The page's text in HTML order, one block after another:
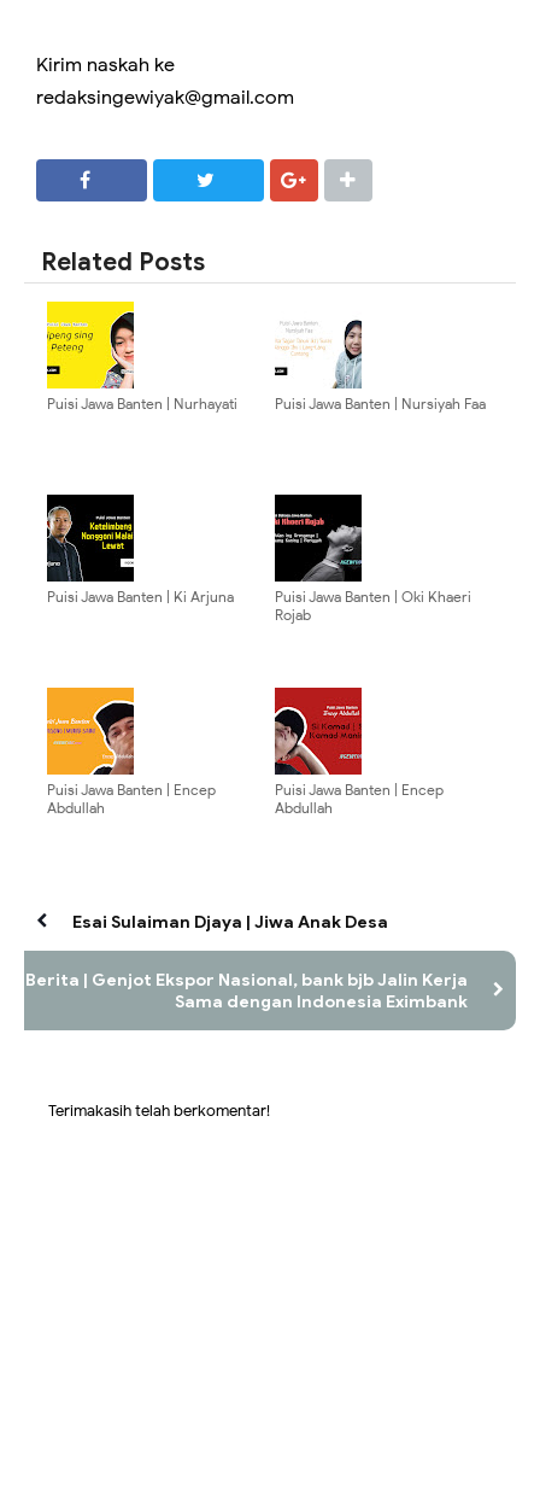
Kirim naskah ke
redaksingewiyak@gmail.com
Related Posts
Puisi Jawa Banten | Nurhayati Puisi Jawa Banten | Nursiyah Faa
Puisi Jawa Banten | Ki Arjuna
Puisi Jawa Banten | Oki Khaeri
Rojab
Puisi Jawa Banten | Encep
Abdullah
Puisi Jawa Banten | Encep
Abdullah
Esai Sulaiman Djaya | Jiwa Anak Desa
Berita | Genjot Ekspor Nasional, bank bjb Jalin Kerja
Sama dengan Indonesia Eximbank
Terimakasih telah berkomentar!